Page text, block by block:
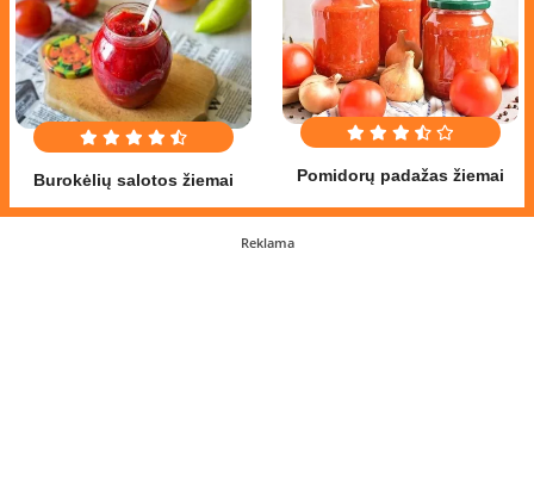
Burokėlių salotos žiemai Pomidorų padažas žiemai
Reklama